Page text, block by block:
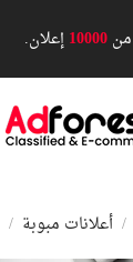
10000إعلان.
أعلانات مبوبة